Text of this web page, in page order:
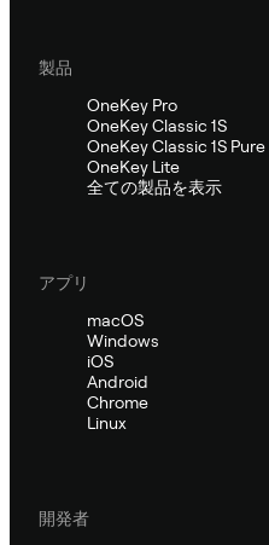
製品
OneKey Pro
OneKey Classic 1S
OneKey Classic 1S Pure
OneKey Lite
全ての製品を表示
アプリ
macOS
Windows
iOS
Android
Chrome
Linux
開発者